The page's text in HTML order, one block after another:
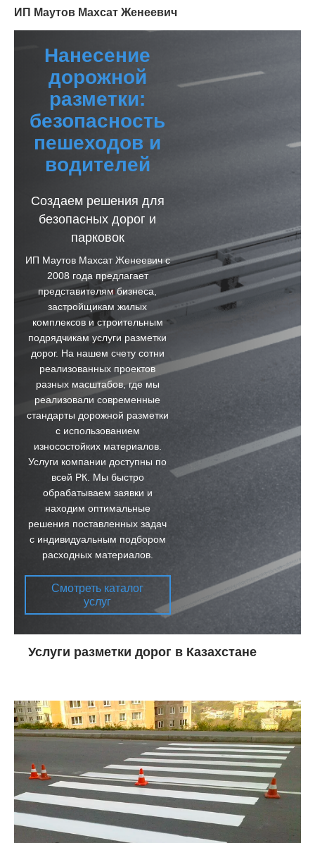
ИП Маутов Махсат Женеевич
Нанесение
дорожной
разметки:
безопасность
пешеходов и
водителей
Создаем решения для
безопасных дорог и
парковок
ИП Маутов Махсат Женеевич с
2008 года предлагает
представителям бизнеса,
застройщикам жилых
комплексов и строительным
подрядчикам услуги разметки
дорог. На нашем счету сотни
реализованных проектов
разных масштабов, где мы
реализовали современные
стандарты дорожной разметки
с использованием
износостойких материалов.
Услуги компании доступны по
всей РК. Мы быстро
обрабатываем заявки и
находим оптимальные
решения поставленных задач
с индивидуальным подбором
расходных материалов.
Смотреть каталог
услуг
Услуги разметки дорог в Казахстане
Выполняем горизонтальную и вертикальную разметку
дорог для регулировки потоков транспорта, обозначения
полос движения, переходов, парковочных мест и
остановок.